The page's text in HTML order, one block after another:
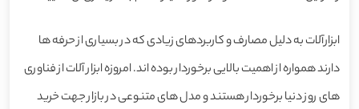
ابزارآلات به دلیل مصارف و کاربردهای زیادی که در بسیاری از حرفه ها
دارند همواره از اهمیت بالایی برخوردار بوده اند. امروزه ابزار آلات از فناوری
های روز دنیا برخوردار هستند و مدل های متنوعی در بازار جهت خرید